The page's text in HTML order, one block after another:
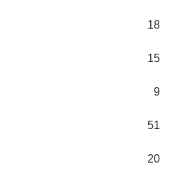
18
15
9
51
20